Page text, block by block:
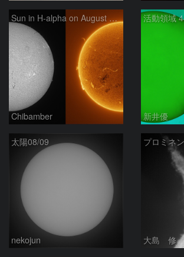
Sun in H-alpha on August 9, 2026
Chibamber
活動領域
新井優
太陽08/09
nekojun
プロミネ
大島 修